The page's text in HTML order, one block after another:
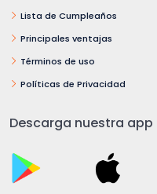
Lista de Cumpleaños
Principales ventajas
Términos de uso
Políticas de Privacidad
Descarga nuestra app